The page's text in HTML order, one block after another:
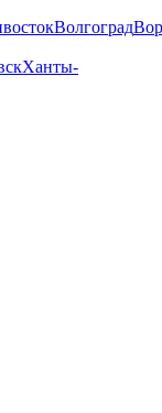
Волгоград
Ханты-